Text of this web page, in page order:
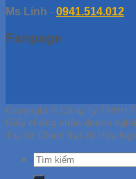
Ms Linh - 0941.514.012
Fanpage
Copyright © Công Ty TNHH
Giấy chứng nhận doanh
Trụ Sở Chính Tại 70 Hữu